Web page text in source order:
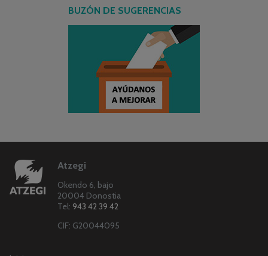
BUZÓN DE SUGERENCIAS
Atzegi
Okendo 6, bajo
20004 Donostia
Tel: 943 42 39 42
CIF: G20044095